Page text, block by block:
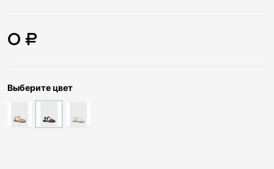
0 ₽
Выберите цвет